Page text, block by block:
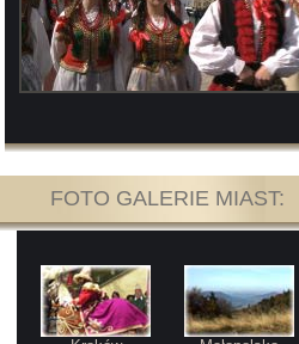
FOTO GALERIE MIAST: